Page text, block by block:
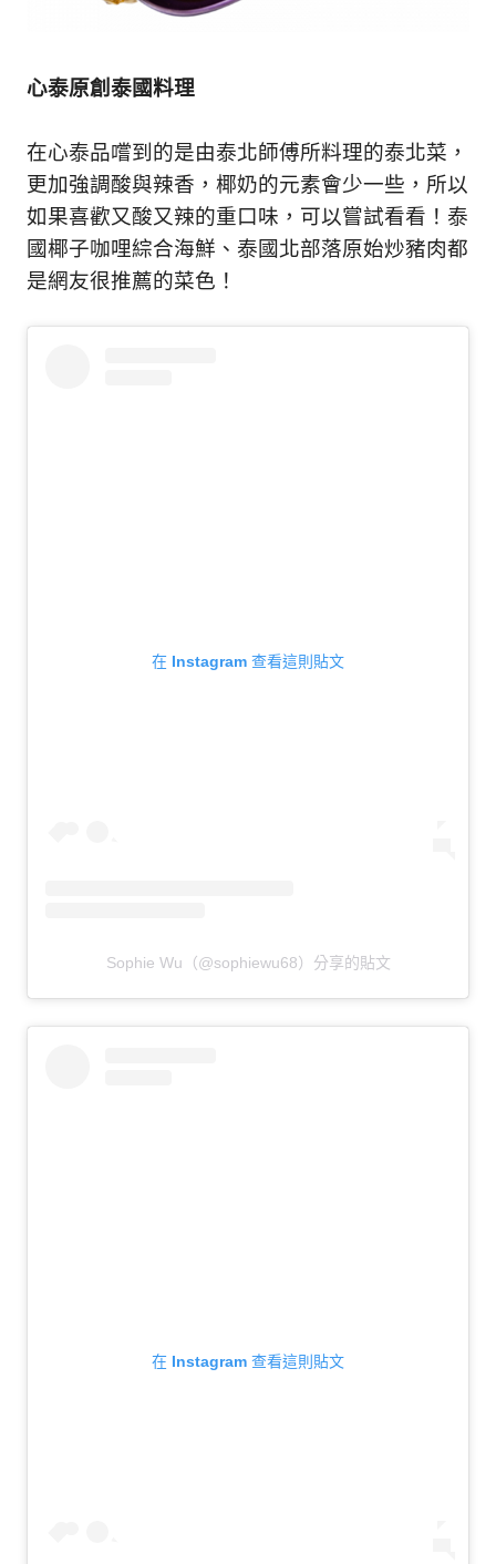
心泰原創泰國料理
在心泰品嚐到的是由泰北師傅所料理的泰北菜，
更加強調酸與辣香，椰奶的元素會少一些，所以
如果喜歡又酸又辣的重口味，可以嘗試看看！泰
國椰子咖哩綜合海鮮、泰國北部落原始炒豬肉都
是網友很推薦的菜色！
在 Instagram 查看這則貼文
Sophie Wu（@sophiewu68）分享的貼文
在 Instagram 查看這則貼文